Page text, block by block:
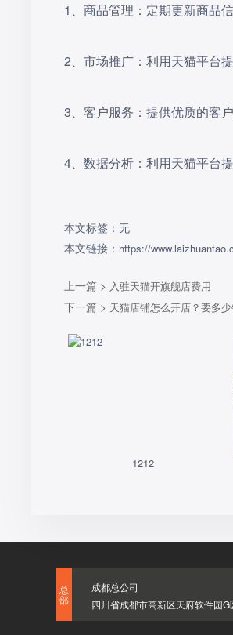
‌1、商品管理‌：定期更新商品
‌2、市场推广‌：利用天猫平台
‌3、客户服务‌：提供优质的客
‌4、数据分析‌：利用天猫平台
本文标签：无
本文链接： https://
上一篇 > 入驻天猫开旗舰店费用
下一篇 > 天猫店铺怎么开店？要多少
1212
总
部
成都总公司
四川省成都市高新区天府软件园G